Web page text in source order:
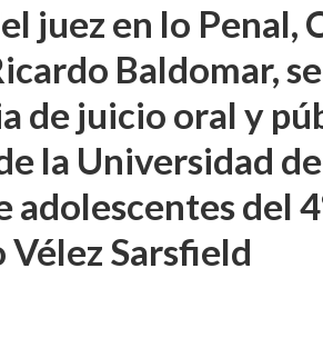
juez en lo Penal,
Baldomar,
de juicio oral y
la Universidad
del
Sarsfield